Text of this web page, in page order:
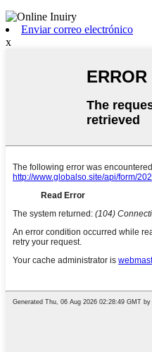
Enviar correo electrónico
x